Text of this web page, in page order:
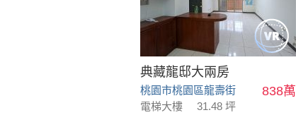
典藏龍邸大兩房
桃園市桃園區龍壽街 838萬
電梯大樓 31.48 坪